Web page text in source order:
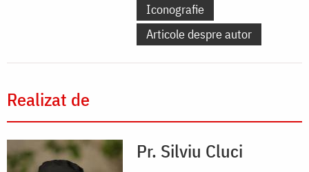
Iconografie
Articole despre autor
Realizat de
Pr. Silviu Cluci